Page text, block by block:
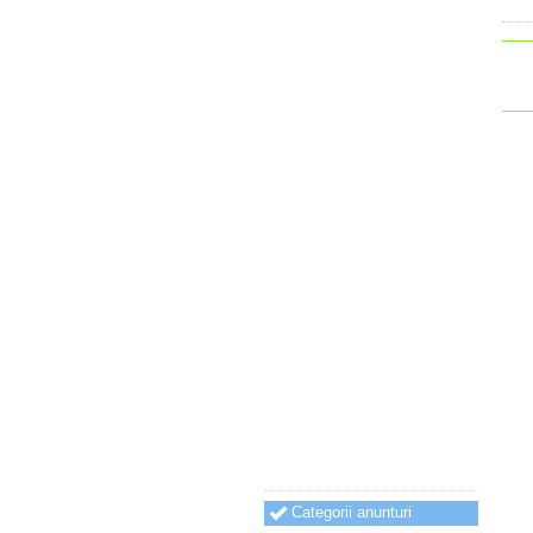
Categorii anunturi